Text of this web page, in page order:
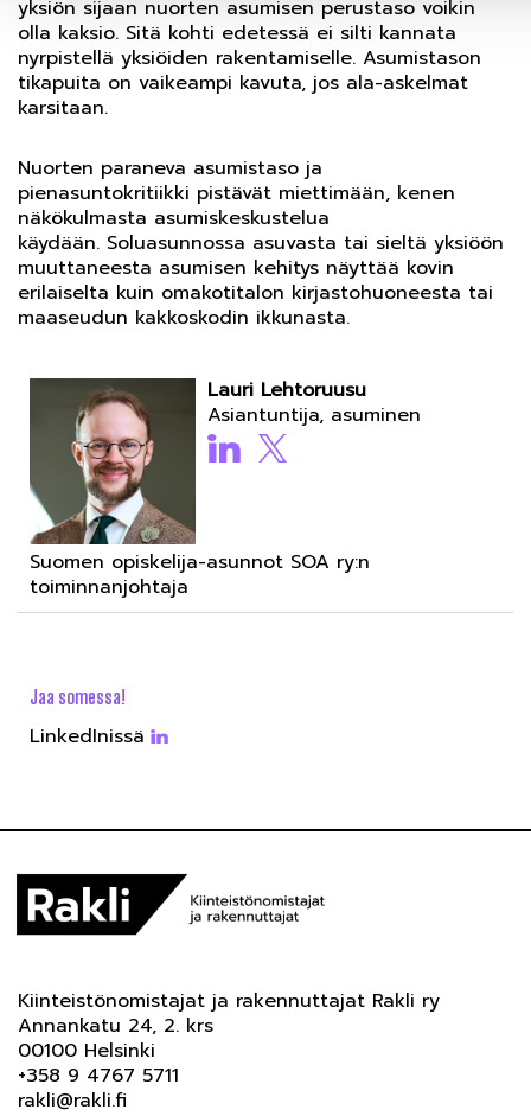
yksiön sijaan nuorten asumisen perustaso voikin
olla kaksio. Sitä kohti edetessä ei silti kannata
nyrpistellä yksiöiden rakentamiselle. Asumistason
tikapuita on vaikeampi kavuta, jos ala-askelmat
karsitaan.
Nuorten paraneva asumistaso ja
pienasuntokritiikki pistävät miettimään, kenen
näkökulmasta asumiskeskustelua
käydään. Soluasunnossa asuvasta tai sieltä yksiöön
muuttaneesta asumisen kehitys näyttää kovin
erilaiselta kuin omakotitalon kirjastohuoneesta tai
maaseudun kakkoskodin ikkunasta.
Lauri Lehtoruusu
Asiantuntija, asuminen
Suomen opiskelija-asunnot SOA ry:n
toiminnanjohtaja
Jaa somessa!
LinkedInissä
Kiinteistönomistajat ja rakennuttajat Rakli ry
Annankatu 24, 2. krs
00100 Helsinki
+358 9 4767 5711
rakli@rakli.fi